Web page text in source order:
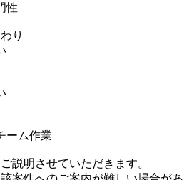
性
り
ム作業
説明させていただきます。